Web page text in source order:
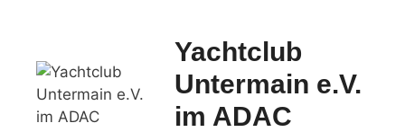
Yachtclub
Untermain e.V.
im ADAC